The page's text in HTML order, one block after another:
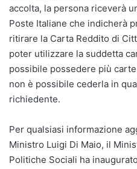
accolta, la persona riceverà
Poste Italiane che indicherà
ritirare la Carta Reddito di
poter utilizzare la suddetta
possibile possedere più
non è possibile cederla in
richiedente.
Per qualsiasi informazione
Ministro Luigi Di Maio, il
Politiche Sociali ha